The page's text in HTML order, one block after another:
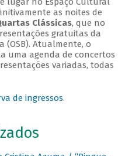
as noites de
Clássicas, que no
gratuitas da
(OSB). Atualmente, o
uma agenda de concertos
variadas, todas
de ingressos.